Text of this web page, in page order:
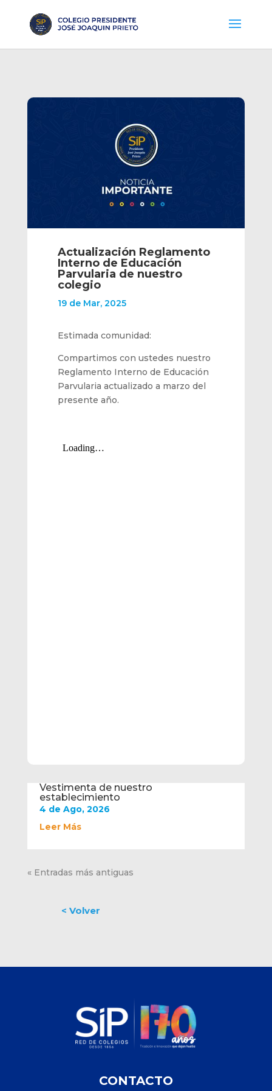
Vestimenta de nuestro
establecimiento
4 de Ago, 2026
Leer Más
« Entradas más antiguas
Actualización Reglamento
Interno de Educación
Parvularia de nuestro
colegio
19 de Mar, 2025
Estimada comunidad:
Compartimos con ustedes nuestro
Reglamento Interno de Educación
Parvularia actualizado a marzo del
presente año.
CONTACTO